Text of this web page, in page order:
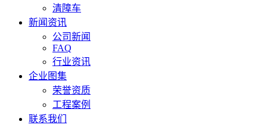
清障车
新闻资讯
公司新闻
FAQ
行业资讯
企业图集
荣誉资质
工程案例
联系我们